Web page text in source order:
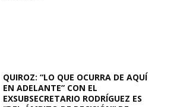
QUIROZ: “LO QUE OCURRA DE AQUÍ
EN ADELANTE” CON EL
EXSUBSECRETARIO RODRÍGUEZ ES